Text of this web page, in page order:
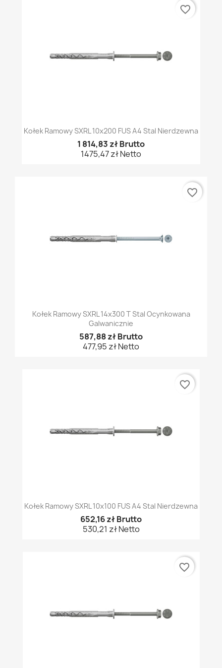
Kołek Ramowy SXRL 10x200 FUS A4 Stal Nierdzewna
1 814,83 zł Brutto
1475,47 zł Netto
favorite_border
Kołek Ramowy SXRL 14x300 T Stal Ocynkowana
Galwanicznie
587,88 zł Brutto
477,95 zł Netto
favorite_border
Kołek Ramowy SXRL 10x100 FUS A4 Stal Nierdzewna
652,16 zł Brutto
530,21 zł Netto
favorite_border
favorite_border